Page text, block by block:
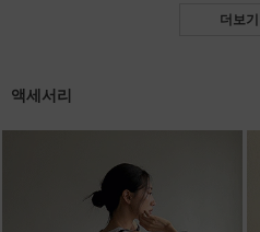
더보기
액세서리